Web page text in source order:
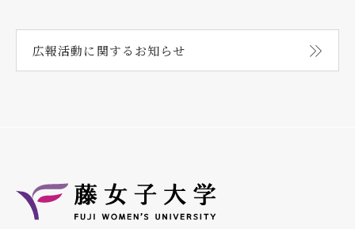
広報活動に関する お知らせ